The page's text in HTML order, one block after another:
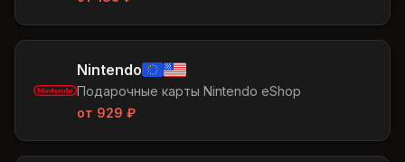
Nintendo
Подарочные карты Nintendo eShop
от 929 ₽